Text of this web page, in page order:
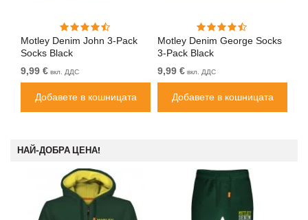
Motley Denim John 3-Pack
Socks Black
9,99 € вкл. ДДС
Добавете в кошницата
Motley Denim George Socks
3-Pack Black
9,99 € вкл. ДДС
Добавете в кошницата
НАЙ-ДОБРА ЦЕНА!